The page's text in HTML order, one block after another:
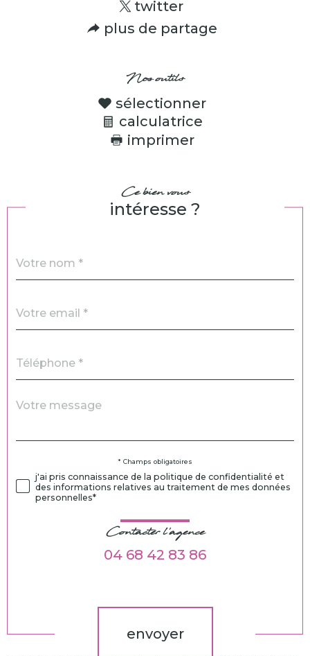
twitter
plus de partage
Nos outils
sélectionner
calculatrice
imprimer
Ce bien vous
intéresse ?
par
*
*
*
Fieldset
Message
*
* Champs obligatoires
j'ai pris connaissance de la politique de confidentialité et
des informations relatives au traitement de mes données
personnelles*
Contacter l'agence
04 68 42 83 86
envoyer